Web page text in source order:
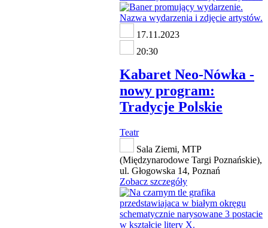
17.11.2023
20:30
Kabaret Neo-Nówka -
nowy program:
Tradycje Polskie
Teatr
Sala Ziemi, MTP
(Międzynarodowe Targi Poznańskie),
ul. Głogowska 14, Poznań
Zobacz szczegóły